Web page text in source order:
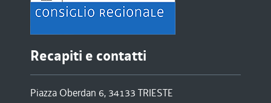
Recapiti e contatti
Piazza Oberdan 6, 34133 TRIESTE